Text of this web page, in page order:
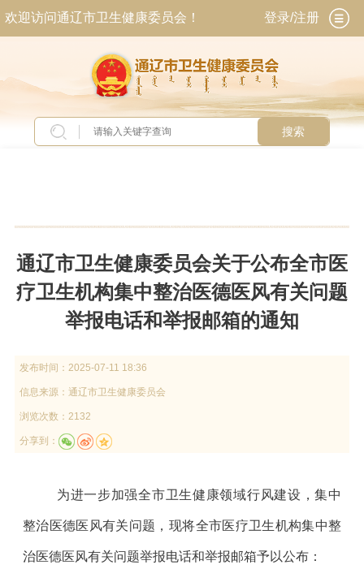
欢迎访问通辽市卫生健康委员会！ 登录/注册
搜索
通辽市卫生健康委员会关于公布全市医
疗卫生机构集中整治医德医风有关问题
举报电话和举报邮箱的通知
发布时间： 2025-07-11 18:36
信息来源： 通辽市卫生健康委员会
浏览次数：2132
分享到：
为进一步加强全市卫生健康领域行风建设，集中
整治医德医风有关问题，现将全市医疗卫生机构集中整
治医德医风有关问题举报电话和举报邮箱予以公布：